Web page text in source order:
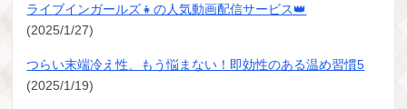
ライブインガールズ👧の人気動画配信サービス👑
(2025/1/27)
つらい末端冷え性、もう悩まない！即効性のある温め習慣5
(2025/1/19)